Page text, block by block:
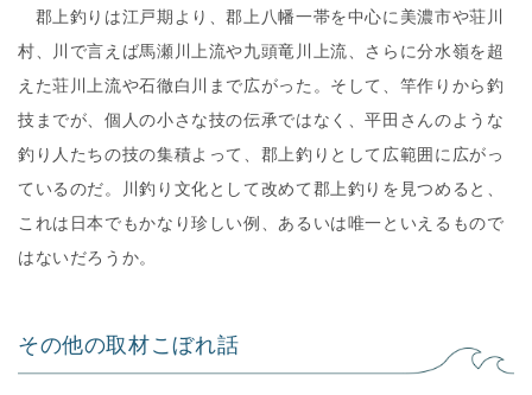
郡上釣りは江戸期より、郡上八幡一帯を中心に美濃市や荘川
村、川で言えば馬瀬川上流や九頭竜川上流、さらに分水嶺を超
えた荘川上流や石徹白川まで広がった。そして、竿作りから釣
技までが、個人の小さな技の伝承ではなく、平田さんのような
釣り人たちの技の集積よって、郡上釣りとして広範囲に広がっ
ているのだ。川釣り文化として改めて郡上釣りを見つめると、
これは日本でもかなり珍しい例、あるいは唯一といえるもので
はないだろうか。
その他の取材こぼれ話